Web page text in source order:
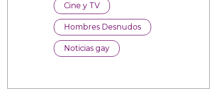
Cine y TV
Hombres Desnudos
Noticias gay